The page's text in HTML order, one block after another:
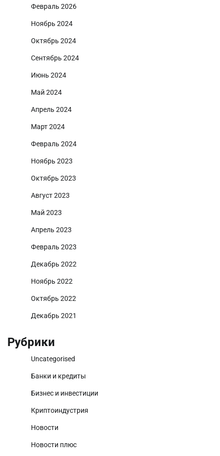
Февраль 2026
Ноябрь 2024
Октябрь 2024
Сентябрь 2024
Июнь 2024
Май 2024
Апрель 2024
Март 2024
Февраль 2024
Ноябрь 2023
Октябрь 2023
Август 2023
Май 2023
Апрель 2023
Февраль 2023
Декабрь 2022
Ноябрь 2022
Октябрь 2022
Декабрь 2021
Рубрики
Uncategorised
Банки и кредиты
Бизнес и инвестиции
Криптоиндустрия
Новости
Новости плюс